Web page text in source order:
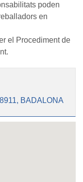
poden
en
el Procediment de
BADALONA